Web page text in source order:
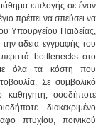
επιλογής σε έναν
πρέπει να σπεύσει να
Υπουργείου Παιδείας,
άδεια εγγραφής του
bottlenecks στο
(με όλα τα κόστη που
Σε συμβολικό
καθηγητή, οσοδήποτε
διακεκριμένο
πτυχίου, ποινικού